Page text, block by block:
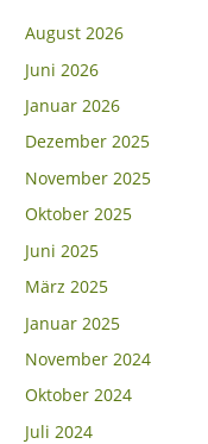
August 2026
Juni 2026
Januar 2026
Dezember 2025
November 2025
Oktober 2025
Juni 2025
März 2025
Januar 2025
November 2024
Oktober 2024
Juli 2024